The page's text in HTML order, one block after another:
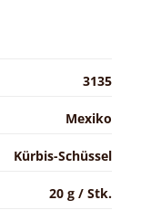
3135
Mexiko
Kürbis-Schüssel
20 g / Stk.